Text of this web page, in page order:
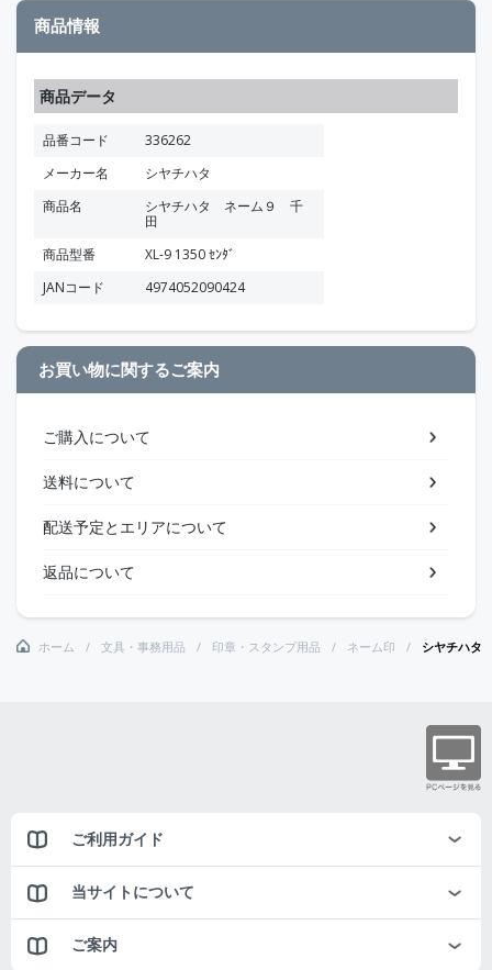
商品情報
商品データ
品番コード
336262
メーカー名
シヤチハタ
商品名
シヤチハタ ネーム９ 千
田
商品型番
XL-9 1350 ｾﾝﾀﾞ
JANコード
4974052090424
お買い物に関するご案内
ご購入について
送料について
配送予定とエリアについて
返品について
ホーム 文具・事務用品 印章・スタンプ用品 ネーム印 シヤチハ
ご利用ガイド
当サイトについて
ご案内